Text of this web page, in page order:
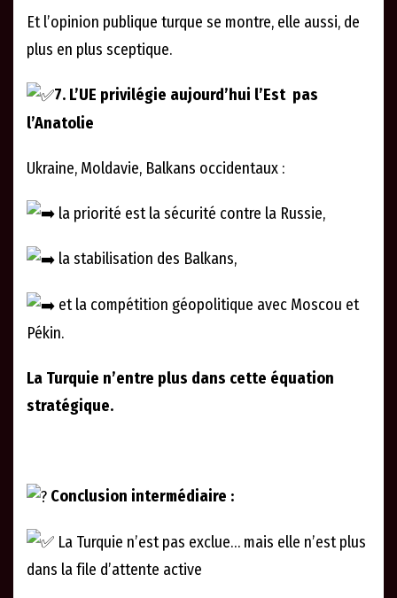
Et l’opinion publique turque se montre, elle aussi, de
plus en plus sceptique.
7. L’UE privilégie aujourd’hui l’Est pas
l’Anatolie
Ukraine, Moldavie, Balkans occidentaux :
la priorité est la sécurité contre la Russie,
la stabilisation des Balkans,
et la compétition géopolitique avec Moscou et
Pékin.
La Turquie n’entre plus dans cette équation
stratégique.
Conclusion intermédiaire :
La Turquie n’est pas exclue… mais elle n’est plus
dans la file d’attente active